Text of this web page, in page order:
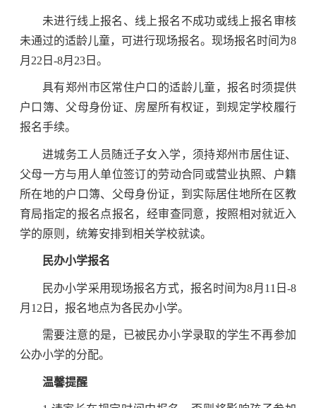
未进行线上报名、线上报名不成功或线上报名审核
未通过的适龄儿童，可进行现场报名。现场报名时间为8
月22日-8月23日。
具有郑州市区常住户口的适龄儿童，报名时须提供
户口簿、父母身份证、房屋所有权证，到规定学校履行
报名手续。
进城务工人员随迁子女入学，须持郑州市居住证、
父母一方与用人单位签订的劳动合同或营业执照、户籍
所在地的户口簿、父母身份证，到实际居住地所在区教
育局指定的报名点报名，经审查同意，按照相对就近入
学的原则，统筹安排到相关学校就读。
民办小学报名
民办小学采用现场报名方式，报名时间为8月11日-8
月12日，报名地点为各民办小学。
需要注意的是，已被民办小学录取的学生不再参加
公办小学的分配。
温馨提醒